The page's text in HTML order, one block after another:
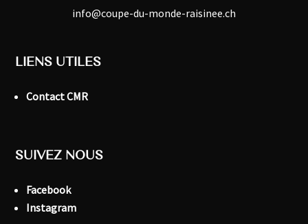
info@coupe-du-monde-raisinee.ch
LIENS UTILES
Contact CMR
SUIVEZ NOUS
Facebook
Instagram